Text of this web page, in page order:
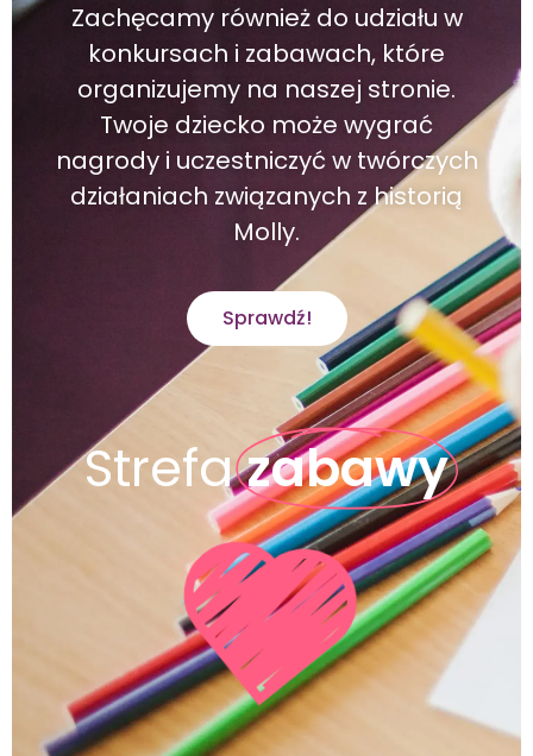
Zachęcamy również do udziału w
konkursach i zabawach, które
organizujemy na naszej stronie.
Twoje dziecko może wygrać
nagrody i uczestniczyć w twórczych
działaniach związanych z historią
Molly.
Sprawdź!
Strefazabawy